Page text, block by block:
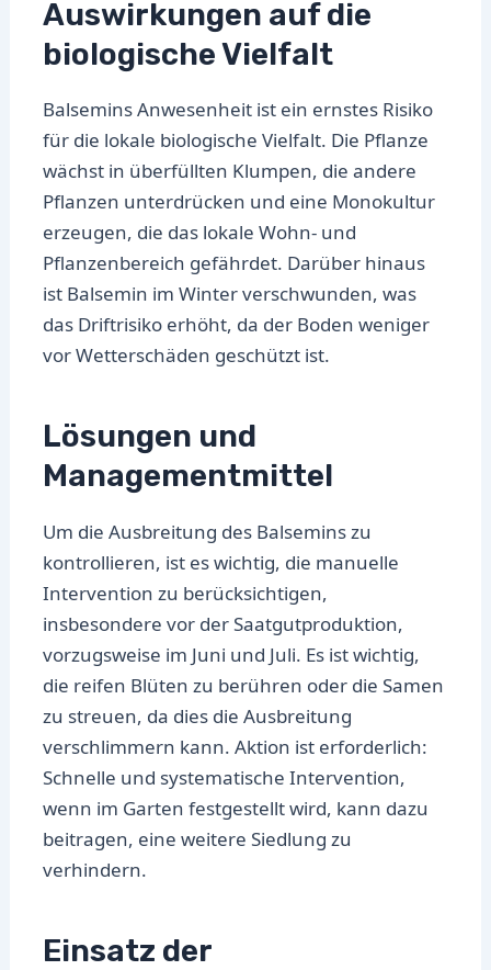
Auswirkungen auf die
biologische Vielfalt
Balsemins Anwesenheit ist ein ernstes Risiko
für die lokale biologische Vielfalt. Die Pflanze
wächst in überfüllten Klumpen, die andere
Pflanzen unterdrücken und eine Monokultur
erzeugen, die das lokale Wohn- und
Pflanzenbereich gefährdet. Darüber hinaus
ist Balsemin im Winter verschwunden, was
das Driftrisiko erhöht, da der Boden weniger
vor Wetterschäden geschützt ist.
Lösungen und
Managementmittel
Um die Ausbreitung des Balsemins zu
kontrollieren, ist es wichtig, die manuelle
Intervention zu berücksichtigen,
insbesondere vor der Saatgutproduktion,
vorzugsweise im Juni und Juli. Es ist wichtig,
die reifen Blüten zu berühren oder die Samen
zu streuen, da dies die Ausbreitung
verschlimmern kann. Aktion ist erforderlich:
Schnelle und systematische Intervention,
wenn im Garten festgestellt wird, kann dazu
beitragen, eine weitere Siedlung zu
verhindern.
Einsatz der